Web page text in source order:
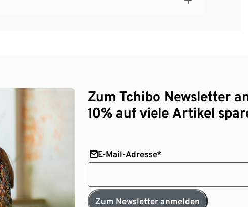
Zum Tchibo Newsletter
10% auf viele Artikel
E-Mail-Adresse*
Zum Newsletter anmelden